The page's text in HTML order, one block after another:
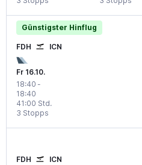
Günstigster Hinflug
FDH ICN
Fr 16.10.
18:40 -
18:40
3 Stopps
41:00 Std.
FDH ICN